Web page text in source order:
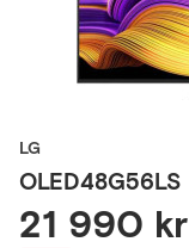
LG
OLED48G56LS
21 990 kr